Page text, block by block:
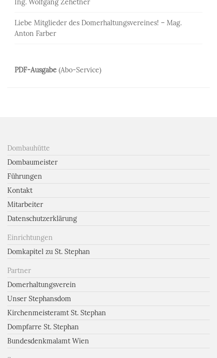
Liebe Mitglieder des Domerhaltungsvereines! – Mag.
Anton Farber
PDF-Ausgabe (Abo-Service)
Dombauhütte
Dombaumeister
Führungen
Kontakt
Mitarbeiter
Datenschutzerklärung
Einrichtungen
Domkapitel zu St. Stephan
Partner
Domerhaltungsverein
Unser Stephansdom
Kirchenmeisteramt St. Stephan
Dompfarre St. Stephan
Bundesdenkmalamt Wien